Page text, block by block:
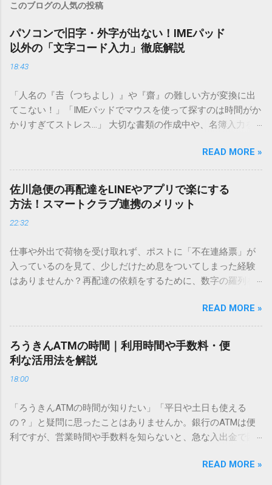
このブログの人気の投稿
パソコンで旧字・外字が出ない！IMEパッド
以外の「文字コード入力」徹底解説
18:43
「人名の『𠮷（つちよし）』や『齋』の難しい方が変換に出
てこない！」「IMEパッドでマウスを使って探すのは時間がか
かりすぎてストレス…」 大切な書類の作成中や、名簿入力を
てしまいますよね。多くの人が「IMEパッド（手書き入力）」
を使いますが、実はマウスで一画ずつ書くのは非効率です
し、似た漢字が多すぎて結局見つからないことも少なくあり
ません。 そこで今回は、IMEパッドを使わずに、特定のコー
ドを打ち込むだけで一瞬で旧字や外字、特殊記号を呼び出す
「文字コード入力」のテクニックを詳しく解説します。 この
必要はありません。 1. なぜ「変換」しても旧字・外字が出て
こないのか？ そもそも、なぜ普通の変換で出てこない漢字が
あるのでしょうか。その理由は、パソコンが文字を認識する
は、JIS規格（日本産業規格）によって「第1水準」「第2水
準」といった形で整理されています。しかし、人名や地名に
使われる非常に古い漢字（旧字）や、特定の組織だけで作ら
れた「外字」は、この一般的な変換リストに含まれていない
ン上のすべての文字には、いわば「住所」のような番号が割
り振られています。変換候補に出ない文字でも、この住所
（コード）を直接指定すれば、確実に呼び出すことができる
のです。 2. Windows標準機能！文字コードで漢字を出す「16
進数入力」 最も汎用性が高く、特別なソフトも不要なのが
READ MORE »
佐川急便の再配達をLINEやアプリで楽にする
方法！スマートクラブ連携のメリット
22:32
仕事や外出で荷物を受け取れず、ポストに「不在連絡票」が
入っているのを見て、少しだけため息をついてしまった経験
はありませんか？再配達の依頼をするために、数字の羅列を
ことに申し訳なさを感じたりすることもあるかもしれませ
ん。 「もっとスムーズに、自分のタイミングで受け取りた
い」 「わざわざ電話をかけずに、スマホ一つで完結させた
い」 そんな願いを叶えてくれるのが、佐川急便の会員制サー
ビス「スマートクラブ」と、LINEや公式アプリの連携です。
これらを活用するだけで、再配達のストレスは驚くほど軽く
受け取り術と、連携による具体的なメリットを徹底解説しま
す。 佐川急便の再配達が劇的に変わる「スマートクラブ」と
は？ まず押さえておきたいのが、佐川急便の個人向け無料会
況をリアルタイムで管理するための基盤となるサービスで
READ MORE »
ろうきんATMの時間｜利用時間や手数料・便
利な活用法を解説
18:00
「ろうきんATMの時間が知りたい」「平日や土日も使える
の？」と疑問に思ったことはありませんか。銀行のATMは便
利ですが、営業時間や手数料を知らないと、急な入出金で困
ATM営業時間や利用の注意点、便利な活用法 を詳しく解説し
READ MORE »